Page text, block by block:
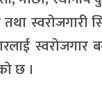
स्वरोजगारी
स्वरोजगार
छ ।